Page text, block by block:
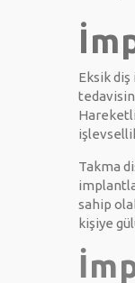
Eksik
Takma
sahip
kişiye